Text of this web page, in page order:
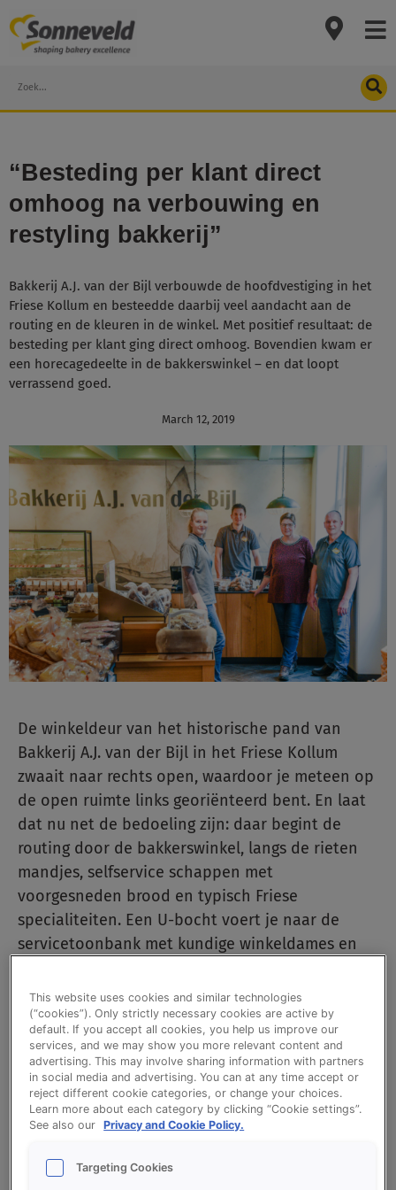
to
content
Search
“Besteding per klant direct
omhoog na verbouwing en
restyling bakkerij”
Bakkerij A.J. van der Bijl verbouwde de hoofdvestiging in het
Friese Kollum en besteedde daarbij veel aandacht aan de
routing en de kleuren in de winkel. Met positief resultaat: de
besteding per klant ging direct omhoog. Bovendien kwam er
een horecagedeelte in de bakkerswinkel – en dat loopt
verrassend goed.
March 12, 2019
De winkeldeur van het historische pand van
Bakkerij A.J. van der Bijl in het Friese Kollum
zwaait naar rechts open, waardoor je meteen op
de open ruimte links georiënteerd bent. En laat
dat nu net de bedoeling zijn: daar begint de
routing door de bakkerswinkel, langs de rieten
mandjes, selfservice schappen met
voorgesneden brood en typisch Friese
specialiteiten. Een U-bocht voert je naar de
servicetoonbank met kundige winkeldames en
de banketbakkerij en chocolade uit het eigen
chocoladeatelier. Om uiteindelijk bij de kassa te
eindigen, met erachter een smaakvolle
houtskoolmuurschildering waarop de twee
kerktorens van Kollum figureren.
De winkel ademt authenticiteit en warmte uit,
This website uses cookies and similar technologies
(“cookies”). Only strictly necessary cookies are active by
default. If you accept all cookies, you help us improve our
services, and we may show you more relevant content and
advertising. This may involve sharing information with partners
in social media and advertising. You can at any time accept or
reject different cookie categories, or change your choices.
Learn more about each category by clicking “Cookie settings”.
See also our
Privacy and Cookie Policy.
Targeting Cookies